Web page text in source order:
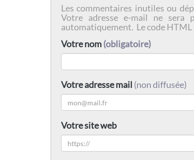
Les commentaires inutiles ou
Votre adresse e-mail ne sera
automatiquement. Le code HTML
Votre nom(obligatoire)
Votre adresse mail (non diffusée)
Votre site web